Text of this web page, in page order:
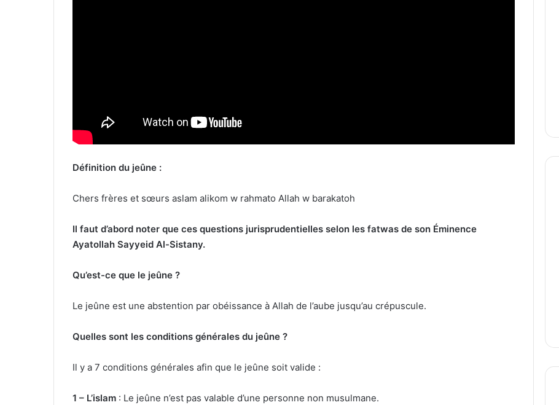
Définition du jeûne :
Chers frères et sœurs aslam alikom w rahmato Allah w barakatoh
Il faut d’abord noter que ces questions jurisprudentielles selon les fatwas de son Éminence
Ayatollah Sayyeid Al-Sistany.
Qu’est-ce que le jeûne ?
Le jeûne est une abstention par obéissance à Allah de l’aube jusqu’au crépuscule.
Quelles sont les conditions générales du jeûne ?
Il y a 7 conditions générales afin que le jeûne soit valide :
1 – L’islam : Le jeûne n’est pas valable d’une personne non musulmane.